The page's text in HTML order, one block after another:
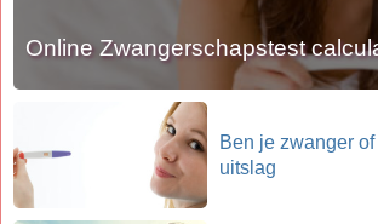
Online Zwangerschapstest
Ben je zwanger
uitslag